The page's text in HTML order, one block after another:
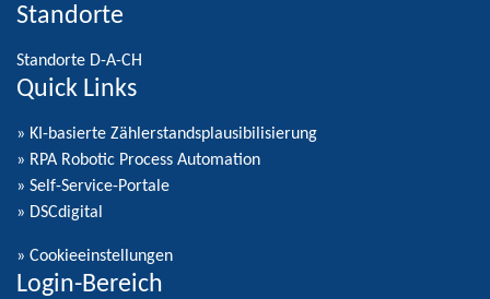
Standorte
Standorte D-A-CH
Quick Links
» KI-basierte Zählerstandsplausibilisierung
» RPA Robotic Process Automation
» Self-Service-Portale
» DSCdigital
» Cookieeinstellungen
Login-Bereich